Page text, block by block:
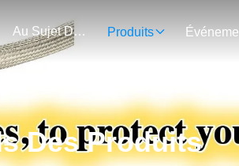
Au Sujet De Nous Produits
Des Produits